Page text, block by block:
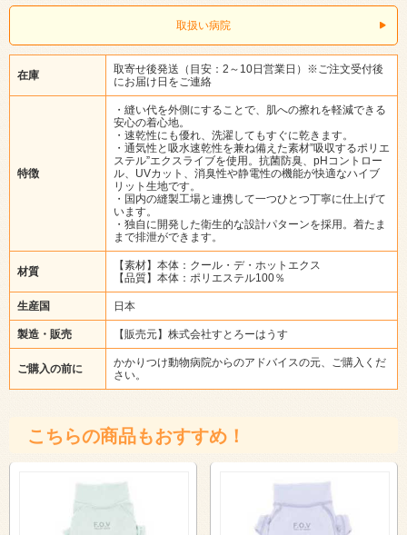
取扱い病院
在庫
取寄せ後発送（目安：2～10日営業日）※ご注文受付後
にお届け日をご連絡
特徴
・縫い代を外側にすることで、肌への擦れを軽減できる
安心の着心地。
・速乾性にも優れ、洗濯してもすぐに乾きます。
・通気性と吸水速乾性を兼ね備えた素材”吸収するポリエ
ステル”エクスライブを使用。抗菌防臭、pHコントロー
ル、UVカット、消臭性や静電性の機能が快適なハイブ
リット生地です。
・国内の縫製工場と連携して一つひとつ丁寧に仕上げて
います。
・独自に開発した衛生的な設計パターンを採用。着たま
まで排泄ができます。
材質
【素材】本体：クール・デ・ホットエクス
【品質】本体：ポリエステル100％
生産国 日本
製造・販売 【販売元】株式会社すとろーはうす
ご購入の前に
かかりつけ動物病院からのアドバイスの元、ご購入くだ
さい。
こちらの商品もおすすめ！